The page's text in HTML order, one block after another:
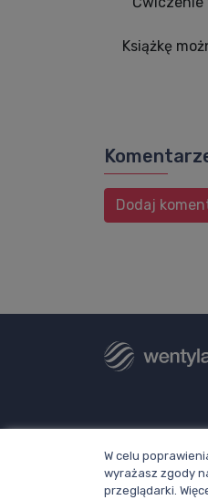
Książkę
Dodaj
Telefon: +48
Napisz do nas
W celu
wyrażasz zgody
przeglądarki.